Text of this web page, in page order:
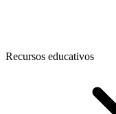
Recursos educativos